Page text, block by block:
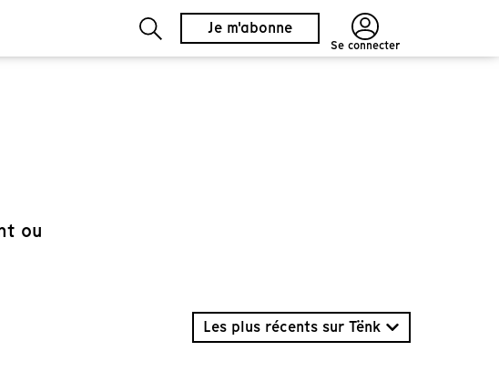
Je m'abonne
Se connecter
ou
Les plus récents sur Tënk